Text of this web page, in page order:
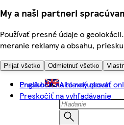
My a naši partneri
Používať presné údaje o
meranie reklamy a obsahu,
Prijať všetko Odmietnuť všetko
Preskočiť na hlavný obsah
Preskočiť na vyhľadávanie
English Ako nakupovať